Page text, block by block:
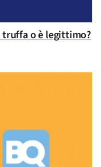
truffa o è legittimo?